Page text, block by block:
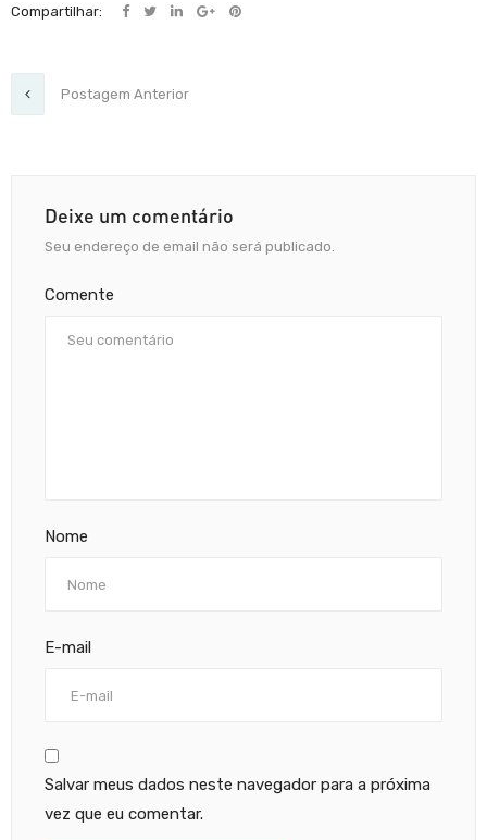
Compartilhar:
Postagem Anterior
Deixe um comentário
Seu endereço de email não será publicado.
Comente
Nome
E-mail
Salvar meus dados neste navegador para a próxima
vez que eu comentar.